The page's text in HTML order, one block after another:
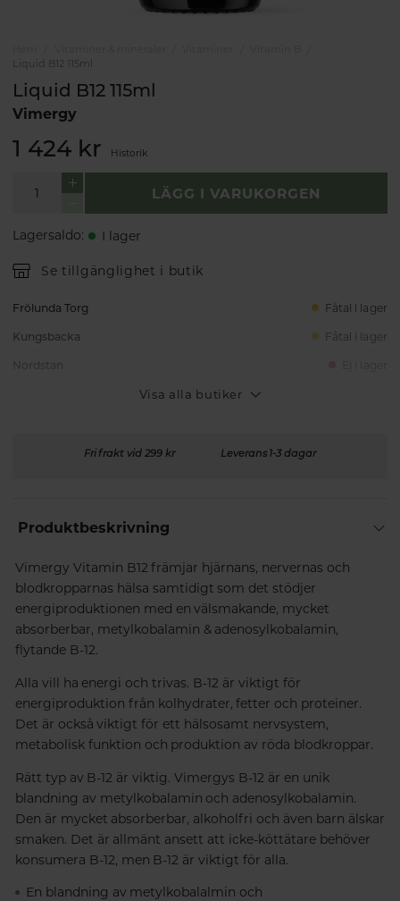
Liquid B12 115ml
Liquid B12 115ml
Vimergy
1 424 kr Historik
LÄGG I VARUKORGEN
Lagersaldo: I lager
Se tillgänglighet i butik
Frölunda Torg Fåtal i lager
Kungsbacka Fåtal i lager
Visa alla butiker
Fri frakt vid 299 kr Leverans 1-3 dagar
Produktbeskrivning
Vimergy Vitamin B12 främjar hjärnans, nervernas och
blodkropparnas hälsa samtidigt som det stödjer
energiproduktionen med en välsmakande, mycket
absorberbar, metylkobalamin & adenosylkobalamin,
flytande B-12.
Alla vill ha energi och trivas. B-12 är viktigt för
energiproduktion från kolhydrater, fetter och proteiner.
Det är också viktigt för ett hälsosamt nervsystem,
metabolisk funktion och produktion av röda blodkroppar.
Rätt typ av B-12 är viktig. Vimergys B-12 är en unik
blandning av metylkobalamin och adenosylkobalamin.
Den är mycket absorberbar, alkoholfri och även barn älskar
smaken. Det är allmänt ansett att icke-köttätare behöver
konsumera B-12, men B-12 är viktigt för alla.
En blandning av metylkobalalmin och